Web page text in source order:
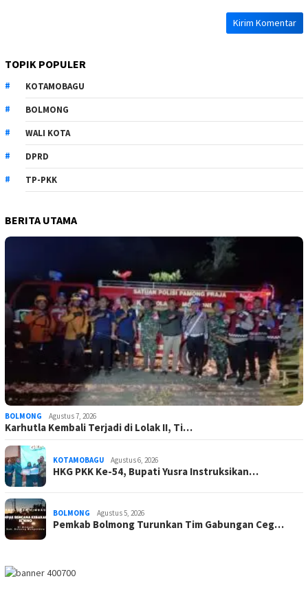
TOPIK POPULER
KOTAMOBAGU
BOLMONG
WALI KOTA
DPRD
TP-PKK
BERITA UTAMA
BOLMONG Agustus 7, 2026
Karhutla Kembali Terjadi di Lolak II, Ti…
KOTAMOBAGU Agustus 6, 2026
HKG PKK Ke-54, Bupati Yusra Instruksikan…
BOLMONG Agustus 5, 2026
Pemkab Bolmong Turunkan Tim Gabungan Ceg…